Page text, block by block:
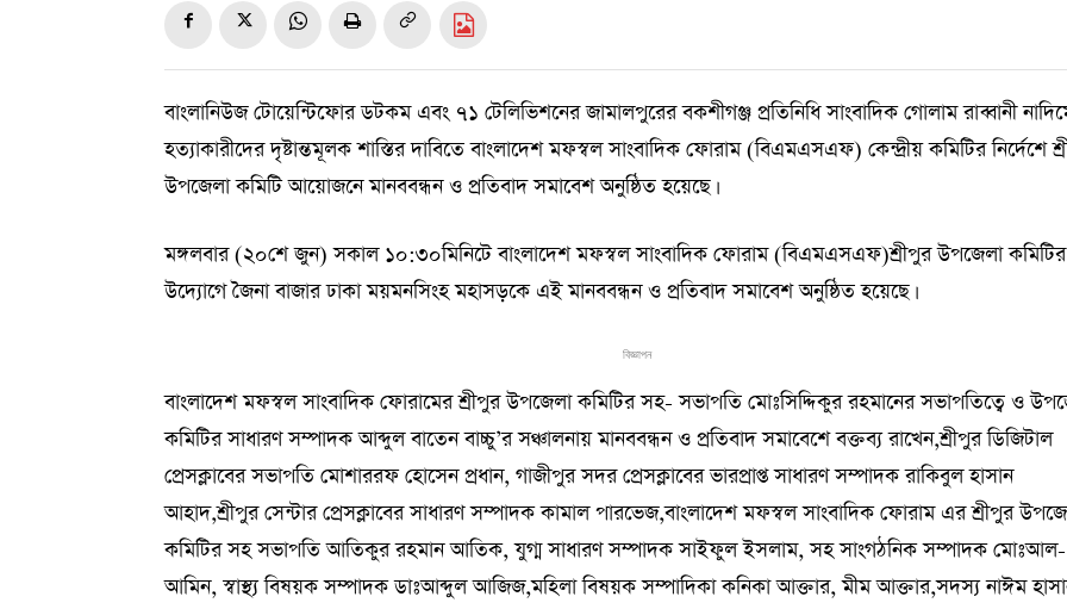
বাংলানিউজ টোয়েন্টিফোর ডটকম এবং ৭১ টেলিভিশনের জামালপুরের বকশীগঞ্জ প্রতিনিধি সাংবাদিক গোলাম রাব্বানী
হত্যাকারীদের দৃষ্টান্তমূলক শাস্তির দাবিতে বাংলাদেশ মফস্বল সাংবাদিক ফোরাম (বিএমএসএফ) কেন্দ্রীয় কমিটির নির্দেশে
উপজেলা কমিটি আয়োজনে মানববন্ধন ও প্রতিবাদ সমাবেশ অনুষ্ঠিত হয়েছে।
মঙ্গলবার (২০শে জুন) সকাল ১০:৩০মিনিটে বাংলাদেশ মফস্বল সাংবাদিক ফোরাম (বিএমএসএফ)শ্রীপুর উপজেলা কমিটির
উদ্যোগে জৈনা বাজার ঢাকা ময়মনসিংহ মহাসড়কে এই মানববন্ধন ও প্রতিবাদ সমাবেশ অনুষ্ঠিত হয়েছে।
বিজ্ঞাপন
বাংলাদেশ মফস্বল সাংবাদিক ফোরামের শ্রীপুর উপজেলা কমিটির সহ- সভাপতি মোঃসিদ্দিকুর রহমানের সভাপতিত্বে ও
কমিটির সাধারণ সম্পাদক আব্দুল বাতেন বাচ্চু’র সঞ্চালনায় মানববন্ধন ও প্রতিবাদ সমাবেশে বক্তব্য রাখেন,শ্রীপুর ডিজিটাল
প্রেসক্লাবের সভাপতি মোশাররফ হোসেন প্রধান, গাজীপুর সদর প্রেসক্লাবের ভারপ্রাপ্ত সাধারণ সম্পাদক রাকিবুল হাসান
আহাদ,শ্রীপুর সেন্টার প্রেসক্লাবের সাধারণ সম্পাদক কামাল পারভেজ,বাংলাদেশ মফস্বল সাংবাদিক ফোরাম এর শ্রীপুর
কমিটির সহ সভাপতি আতিকুর রহমান আতিক, যুগ্ম সাধারণ সম্পাদক সাইফুল ইসলাম, সহ সাংগঠনিক সম্পাদক মোঃআল-
আমিন, স্বাস্থ্য বিষয়ক সম্পাদক ডাঃআব্দুল আজিজ,মহিলা বিষয়ক সম্পাদিকা কনিকা আক্তার, মীম আক্তার,সদস্য নাঈম